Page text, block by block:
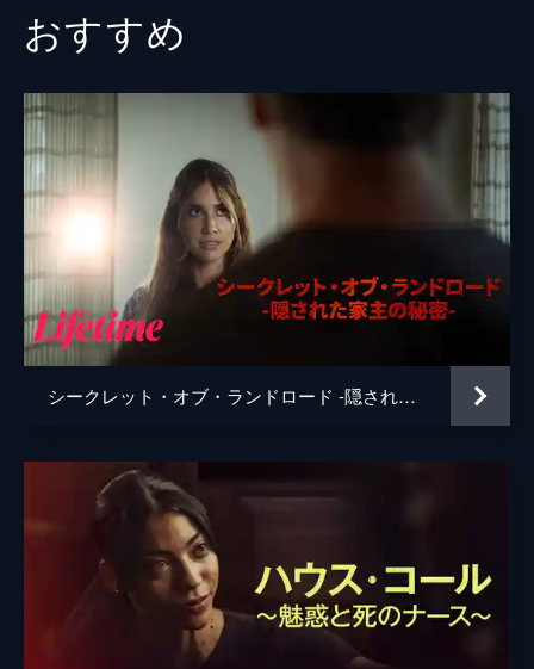
製作
おすすめ
シークレット・オブ・ランドロード -隠された家主の秘密-